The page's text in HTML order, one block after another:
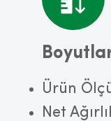
Ürün
Net